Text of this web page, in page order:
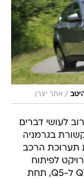
/ אתר יצרן
לעושי דברים
בגרמניה
תערוכת הרכב
לפיתוח
קרוסאובר מפואר שיתברג בין ה-Q7 ל-Q5, תחת